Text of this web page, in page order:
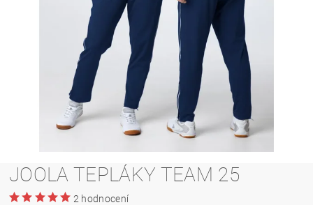
JOOLA TEPLÁKY TEAM 25
2 hodnocení